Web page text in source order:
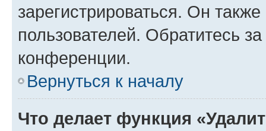
зарегистрироваться. Он
пользователей. Обратитесь
конференции.
Вернуться к началу
Что делает функция